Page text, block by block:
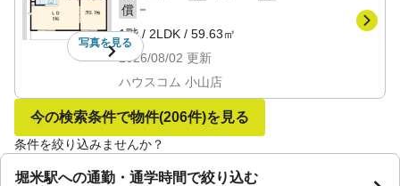
写真を見る
償 －
1階/ 2LDK / 59.63㎡
2026/08/02 更新
ハウスコム 小山店
今の検索条件で物件(206件)を見る
条件を絞り込みませんか？
堀米駅への通勤・通学時間で絞り込む